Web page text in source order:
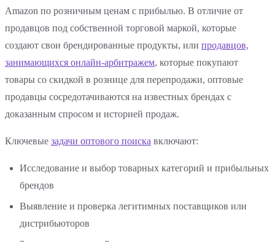
Amazon по розничным ценам с прибылью. В отличие от
продавцов под собственной торговой маркой, которые
создают свои брендированные продукты, или продавцов,
занимающихся онлайн-арбитражем, которые покупают
товары со скидкой в рознице для перепродажи, оптовые
продавцы сосредотачиваются на известных брендах с
доказанным спросом и историей продаж.
Ключевые задачи оптового поиска включают:
Исследование и выбор товарных категорий и прибыльных
брендов
Выявление и проверка легитимных поставщиков или
дистрибьюторов